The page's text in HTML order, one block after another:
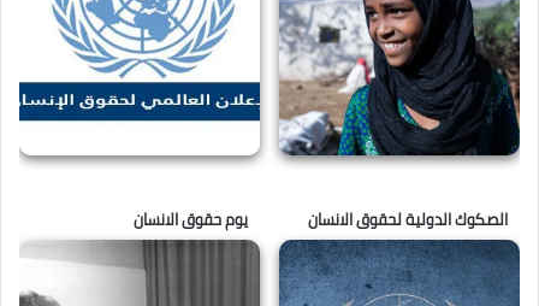
الصكوك الدولية لحقوق الانسان يوم حقوق الانسان